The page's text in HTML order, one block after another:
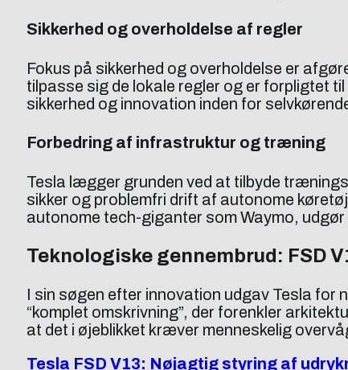
Sikkerhed og overholdelse af regler
Fokus på sikkerhed og overholdelse er
tilpasse sig de lokale regler og er forpligtet
sikkerhed og innovation inden for
Forbedring af infrastruktur og træning
Tesla lægger grunden ved at tilbyde
sikker og problemfri drift af autonome
autonome tech-giganter som Waymo,
Teknologiske gennembrud: FSD
I sin søgen efter innovation udgav Tesla for
“komplet omskrivning”, der forenkler
at det i øjeblikket kræver menneskelig
Tesla FSD V13: Nøjagtig styring af